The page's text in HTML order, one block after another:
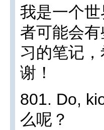
我是一个
者可能会
习的笔记
谢！
801. Do,
么呢？